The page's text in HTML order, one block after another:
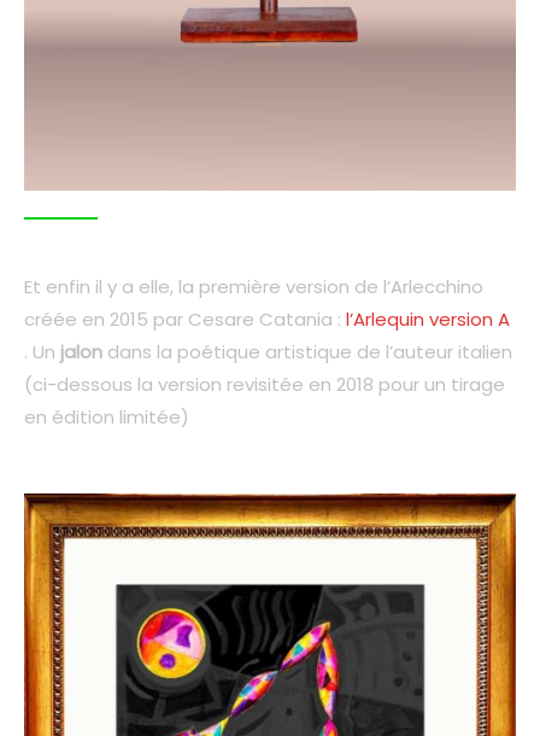
Et enfin il y a elle, la première version de l’Arlecchino
créée en 2015 par Cesare Catania : l’Arlequin version A
. Un jalon dans la poétique artistique de l’auteur italien
(ci-dessous la version revisitée en 2018 pour un tirage
en édition limitée)